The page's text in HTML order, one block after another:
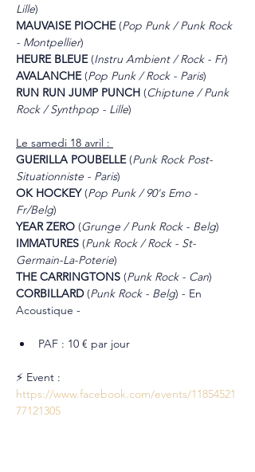
Lille)
MAUVAISE PIOCHE (Pop Punk / Punk Rock
- Montpellier)
HEURE BLEUE (Instru Ambient / Rock - Fr)
AVALANCHE (Pop Punk / Rock - Paris)
RUN RUN JUMP PUNCH (Chiptune / Punk
Rock / Synthpop - Lille)
Le samedi 18 avril :
GUERILLA POUBELLE (Punk Rock Post-
Situationniste - Paris)
OK HOCKEY (Pop Punk / 90's Emo -
Fr/Belg)
YEAR ZERO (Grunge / Punk Rock - Belg)
IMMATURES (Punk Rock / Rock - St-
Germain-La-Poterie)
THE CARRINGTONS (Punk Rock - Can)
CORBILLARD (Punk Rock - Belg) - En
Acoustique -
PAF : 10 € par jour
⚡ Event :
https://www.facebook.com/events/11854521
77121305